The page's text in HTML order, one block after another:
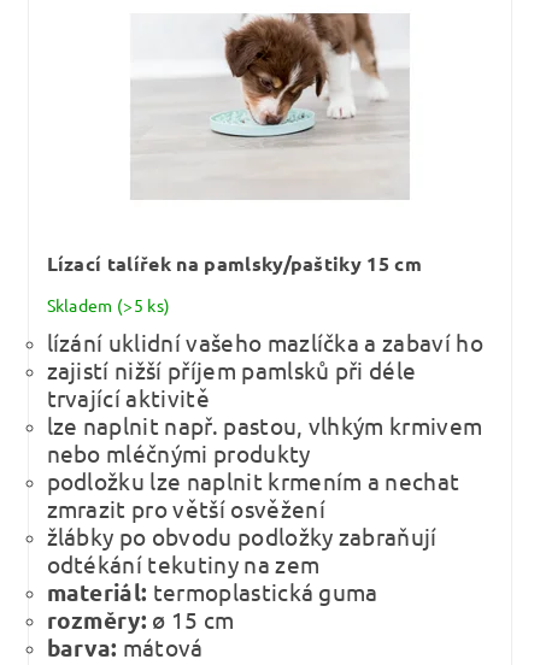
Lízací talířek na pamlsky/paštiky 15 cm
Skladem (>5 ks)
lízání uklidní vašeho mazlíčka a zabaví ho
zajistí nižší příjem pamlsků při déle
trvající aktivitě
lze naplnit např. pastou, vlhkým krmivem
nebo mléčnými produkty
podložku lze naplnit krmením a nechat
zmrazit pro větší osvěžení
žlábky po obvodu podložky zabraňují
odtékání tekutiny na zem
materiál: termoplastická guma
rozměry: ø 15 cm
barva: mátová